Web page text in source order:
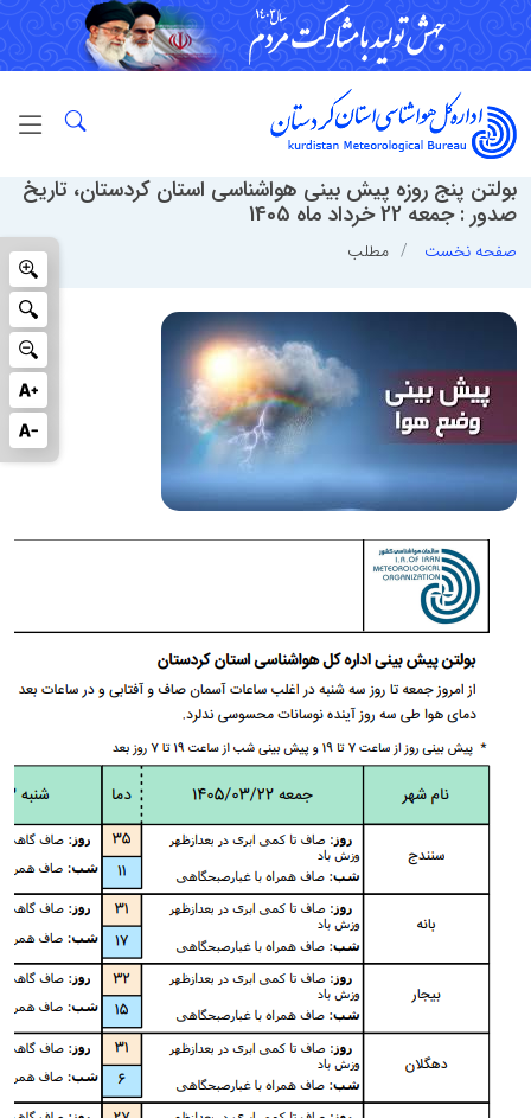
بولتن پنج روزه پیش بینی هواشناسی استان کردستان، تاریخ
صدور : جمعه 22 خرداد ماه 1405
صفحه نخست مطلب